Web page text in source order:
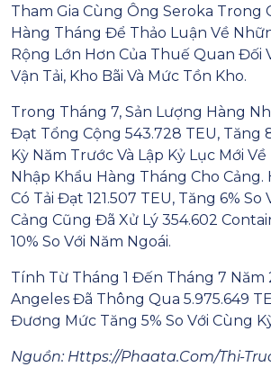
Tham Gia Cùng Ông Seroka Trong
Hàng Tháng Để Thảo Luận Về
Rộng Lớn Hơn Của Thuế Quan Đối
Vận Tải, Kho Bãi Và Mức Tồn Kho.
Trong Tháng 7, Sản Lượng Hàng
Đạt Tổng Cộng 543.728 TEU, Tăng
Kỳ Năm Trước Và Lập Kỷ Lục Mới
Nhập Khẩu Hàng Tháng Cho Cảng.
Có Tải Đạt 121.507 TEU, Tăng 6% So
Cảng Cũng Đã Xử Lý 354.602
10% So Với Năm Ngoái.
Tính Từ Tháng 1 Đến Tháng 7 Năm
Angeles Đã Thông Qua 5.975.649
Đương Mức Tăng 5% So Với Cùng
Nguồn: Https://phaata.com/thi-